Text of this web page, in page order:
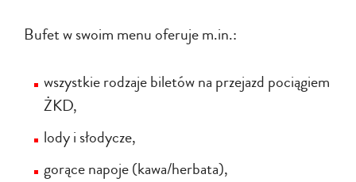
Bufet w swoim menu oferuje m.in.:
wszystkie rodzaje biletów na przejazd pociągiem
ŻKD,
lody i słodycze,
gorące napoje (kawa/herbata),